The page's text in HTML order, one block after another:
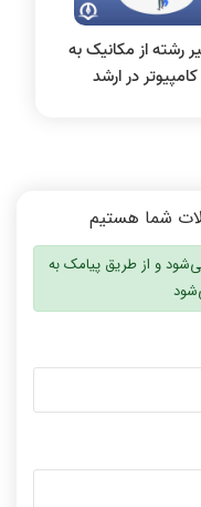
رشته از مکانیک به
کامپیوتر در ارشد
شما هستیم
و از طریق پیامک به